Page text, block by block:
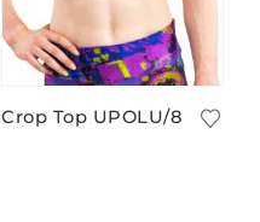
Crop Top UPOLU/8